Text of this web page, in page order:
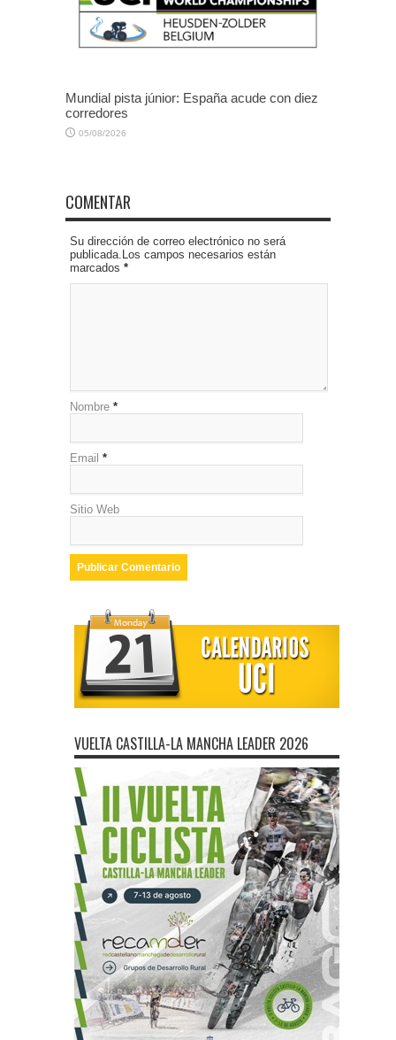
Mundial pista júnior: España acude con diez
corredores
05/08/2026
COMENTAR
Su dirección de correo electrónico no será
publicada.Los campos necesarios están
marcados *
Nombre *
Email *
Sitio Web
VUELTA CASTILLA-LA MANCHA LEADER 2026